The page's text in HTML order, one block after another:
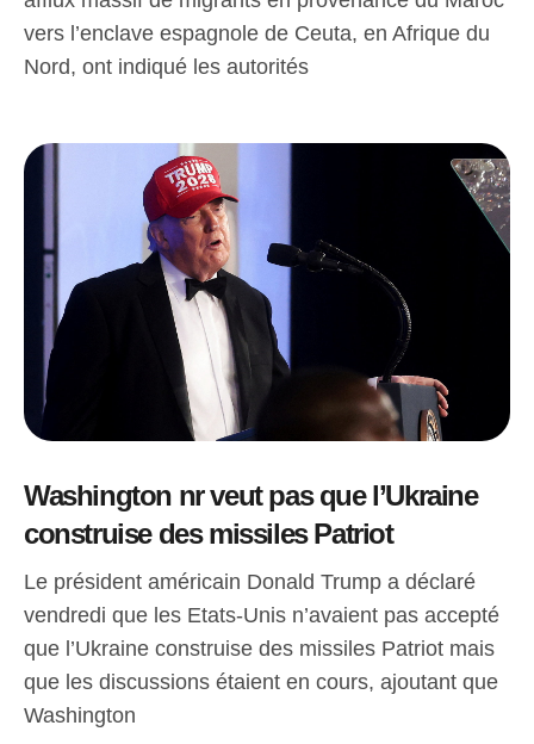
vers l’enclave espagnole de Ceuta, en Afrique du
Nord, ont indiqué les autorités
Washington nr veut pas que l’Ukraine
construise des missiles Patriot
Le président américain Donald Trump a déclaré
vendredi que les Etats-Unis n’avaient pas accepté
que l’Ukraine construise des missiles Patriot mais
que les discussions étaient en cours, ajoutant que
Washington